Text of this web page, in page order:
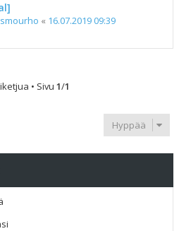
« 16.07.2019 09:39
• Sivu 1/1
Hyppää